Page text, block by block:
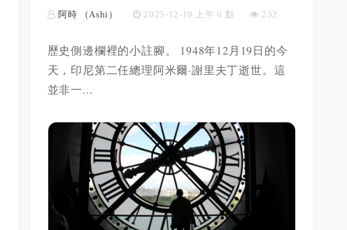
阿時 （Ashi） 2025-12-19 上午 6 點 232
歷史側邊欄裡的小註腳。 1948年12月19日的今
天，印尼第二任總理阿米爾·謝里夫丁逝世。這
並非一...